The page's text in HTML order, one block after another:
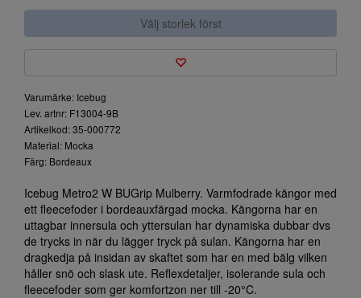
Välj storlek först
Varumärke: Icebug
Lev. artnr: F13004-9B
Artikelkod: 35-000772
Material: Mocka
Färg: Bordeaux
Icebug Metro2 W BUGrip Mulberry. Varmfodrade kängor med
ett fleecefoder i bordeauxfärgad mocka. Kängorna har en
uttagbar innersula och yttersulan har dynamiska dubbar dvs
de trycks in när du lägger tryck på sulan. Kängorna har en
dragkedja på insidan av skaftet som har en med bälg vilken
håller snö och slask ute. Reflexdetaljer, isolerande sula och
fleecefoder som ger komfortzon ner till -20°C.